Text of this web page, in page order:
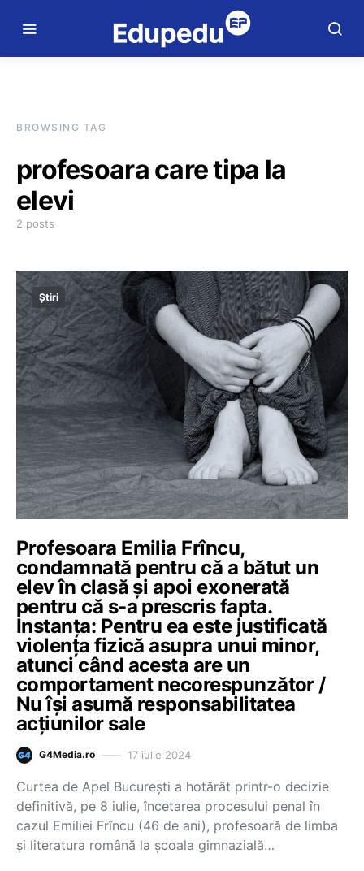
BROWSING TAG
profesoara care tipa la
elevi
2 posts
Știri
Profesoara Emilia Frîncu,
condamnată pentru că a bătut un
elev în clasă și apoi exonerată
pentru că s-a prescris fapta.
Instanța: Pentru ea este justificată
violența fizică asupra unui minor,
atunci când acesta are un
comportament necorespunzător /
Nu își asumă responsabilitatea
acțiunilor sale
G4Media.ro 17 iulie 2024
Curtea de Apel București a hotărât printr-o decizie
definitivă, pe 8 iulie, încetarea procesului penal în
cazul Emiliei Frîncu (46 de ani), profesoară de limba
și literatura română la școala gimnazială…